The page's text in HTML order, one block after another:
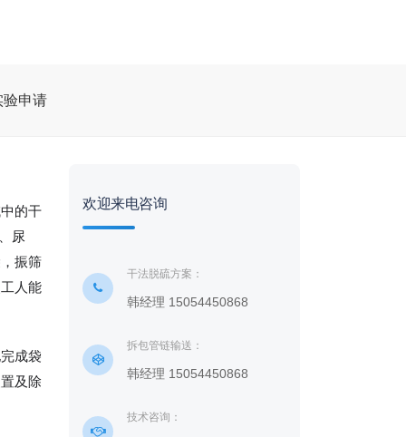
验申请
的干
尿
振筛
人能
成袋
及除
欢迎来电咨询
干法脱硫方案：
韩经理 15054450868
拆包管链输送：
韩经理 15054450868
技术咨询：